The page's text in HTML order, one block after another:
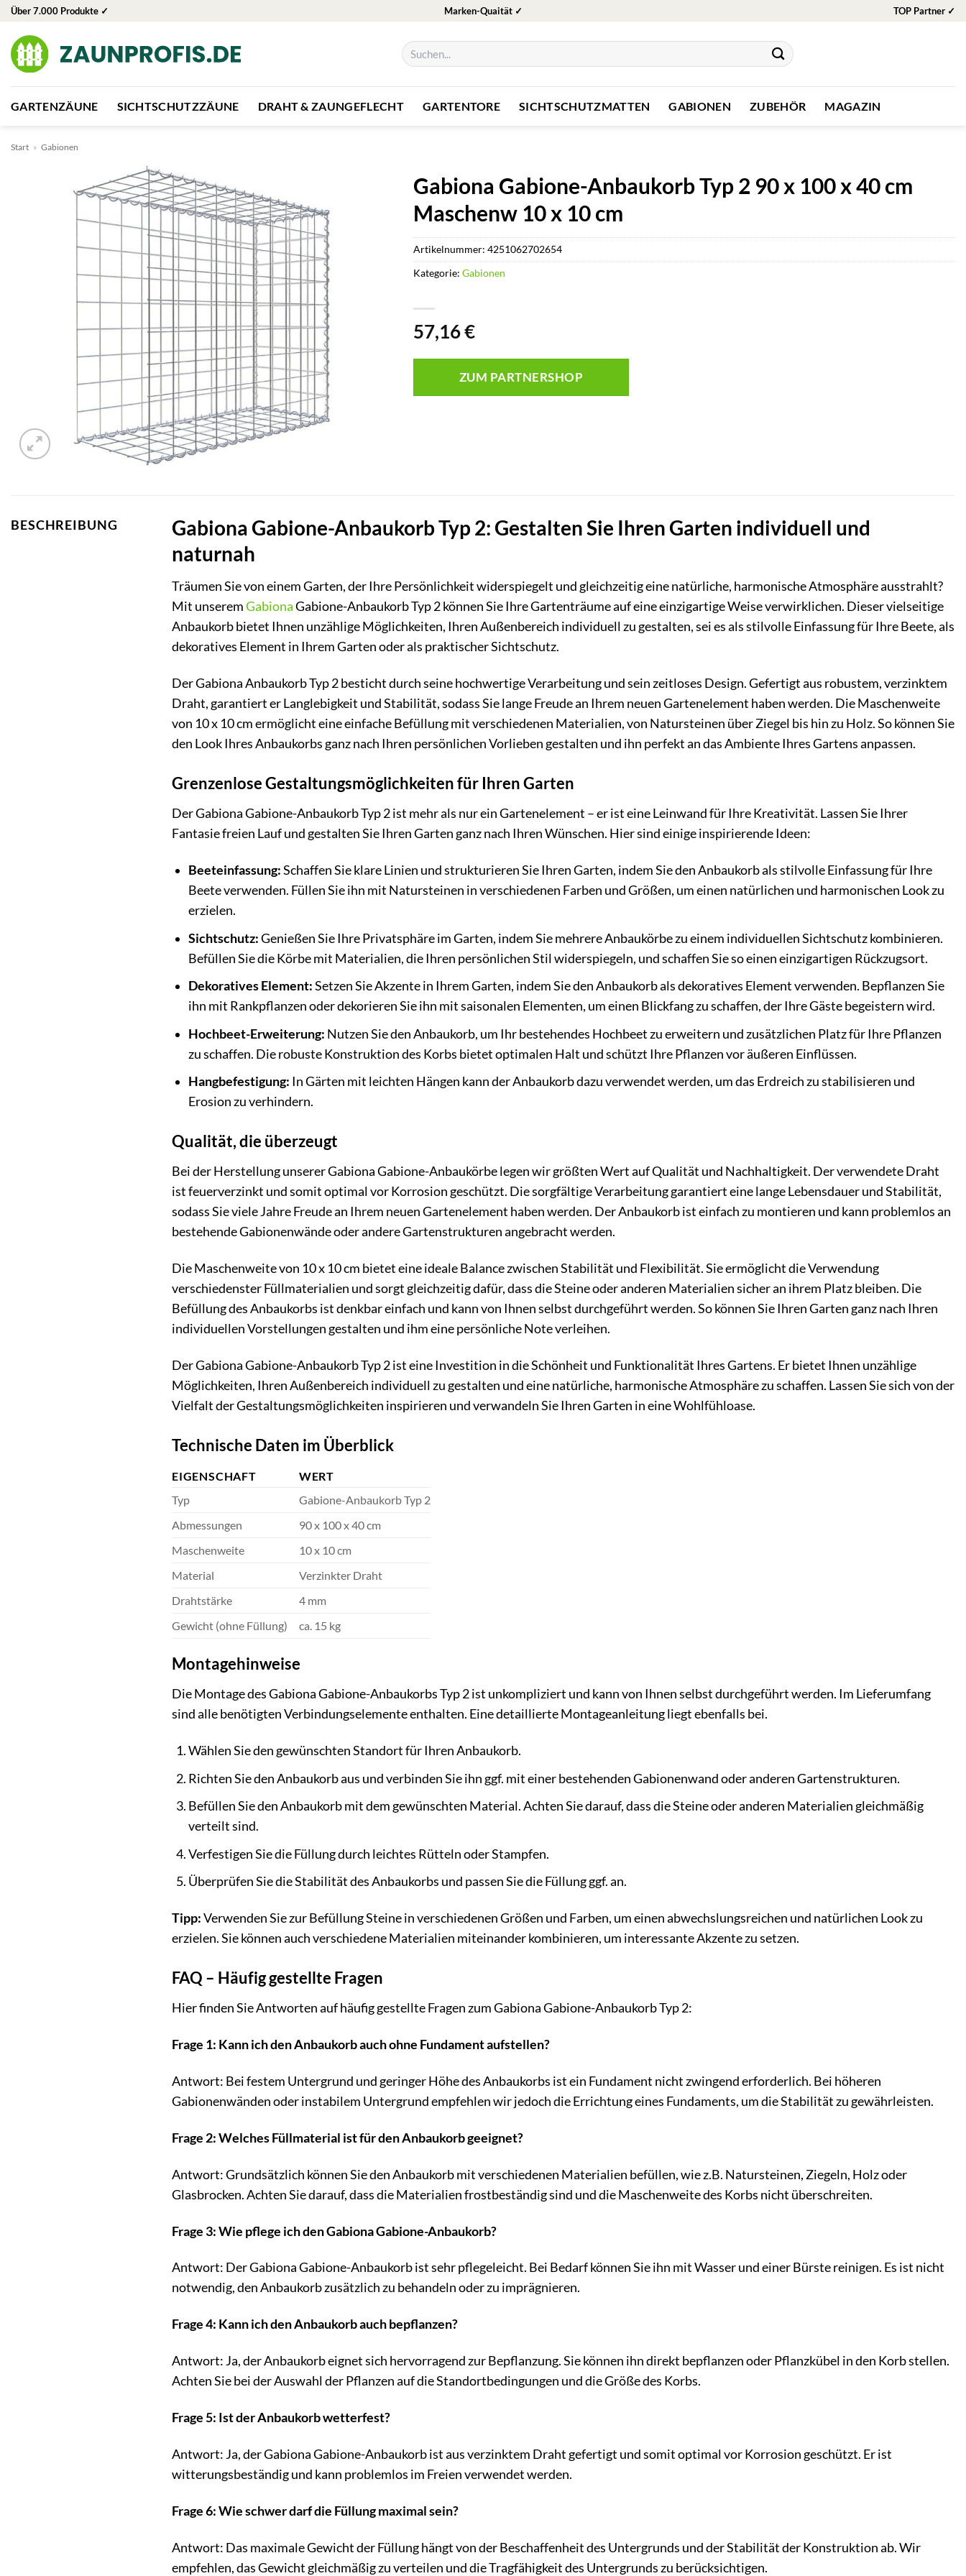
Zum
springen
Über 7.000 Produkte ✓ Marken-Quaität ✓ TOP Partner ✓
Suchen
nach:
GARTENZÄUNE SICHTSCHUTZZÄUNE DRAHT & ZAUNGEFLECHT GARTENTORE SICHTSCHUTZMATTEN GABIONEN ZUBEHÖR MAGAZIN
Start » Gabionen
Gabiona Gabione-Anbaukorb Typ 2 90 x 100 x 40 cm
Maschenw 10 x 10 cm
57,16€
ZUM PARTNERSHOP
Artikelnummer: 4251062702654
Kategorie: Gabionen
BESCHREIBUNG
Gabiona Gabione-Anbaukorb Typ 2: Gestalten Sie Ihren Garten individuell und
naturnah
Träumen Sie von einem Garten, der Ihre Persönlichkeit widerspiegelt und gleichzeitig eine natürliche, harmonische Atmosphäre ausstrahlt?
Mit unseremGabionaGabione-Anbaukorb Typ 2 können Sie Ihre Gartenträume auf eine einzigartige Weise verwirklichen. Dieser vielseitige
Anbaukorb bietet Ihnen unzählige Möglichkeiten, Ihren Außenbereich individuell zu gestalten, sei es als stilvolle Einfassung für Ihre Beete, als
dekoratives Element in Ihrem Garten oder als praktischer Sichtschutz.
Der Gabiona Anbaukorb Typ 2 besticht durch seine hochwertige Verarbeitung und sein zeitloses Design. Gefertigt aus robustem, verzinktem
Draht, garantiert er Langlebigkeit und Stabilität, sodass Sie lange Freude an Ihrem neuen Gartenelement haben werden. Die Maschenweite
von 10 x 10 cm ermöglicht eine einfache Befüllung mit verschiedenen Materialien, von Natursteinen über Ziegel bis hin zu Holz. So können Sie
den Look Ihres Anbaukorbs ganz nach Ihren persönlichen Vorlieben gestalten und ihn perfekt an das Ambiente Ihres Gartens anpassen.
Grenzenlose Gestaltungsmöglichkeiten für Ihren Garten
Der Gabiona Gabione-Anbaukorb Typ 2 ist mehr als nur ein Gartenelement – er ist eine Leinwand für Ihre Kreativität. Lassen Sie Ihrer
Fantasie freien Lauf und gestalten Sie Ihren Garten ganz nach Ihren Wünschen. Hier sind einige inspirierende Ideen:
Beeteinfassung:Schaffen Sie klare Linien und strukturieren Sie Ihren Garten, indem Sie den Anbaukorb als stilvolle Einfassung für Ihre
Beete verwenden. Füllen Sie ihn mit Natursteinen in verschiedenen Farben und Größen, um einen natürlichen und harmonischen Look zu
erzielen.
Sichtschutz:Genießen Sie Ihre Privatsphäre im Garten, indem Sie mehrere Anbaukörbe zu einem individuellen Sichtschutz kombinieren.
Befüllen Sie die Körbe mit Materialien, die Ihren persönlichen Stil widerspiegeln, und schaffen Sie so einen einzigartigen Rückzugsort.
Dekoratives Element:Setzen Sie Akzente in Ihrem Garten, indem Sie den Anbaukorb als dekoratives Element verwenden. Bepflanzen Sie
ihn mit Rankpflanzen oder dekorieren Sie ihn mit saisonalen Elementen, um einen Blickfang zu schaffen, der Ihre Gäste begeistern wird.
Hochbeet-Erweiterung: Nutzen Sie den Anbaukorb, um Ihr bestehendes Hochbeet zu erweitern und zusätzlichen Platz für Ihre Pflanzen
zu schaffen. Die robuste Konstruktion des Korbs bietet optimalen Halt und schützt Ihre Pflanzen vor äußeren Einflüssen.
Hangbefestigung: In Gärten mit leichten Hängen kann der Anbaukorb dazu verwendet werden, um das Erdreich zu stabilisieren und
Erosion zu verhindern.
Qualität, die überzeugt
Bei der Herstellung unserer Gabiona Gabione-Anbaukörbe legen wir größten Wert auf Qualität und Nachhaltigkeit. Der verwendete Draht
ist feuerverzinkt und somit optimal vor Korrosion geschützt. Die sorgfältige Verarbeitung garantiert eine lange Lebensdauer und Stabilität,
sodass Sie viele Jahre Freude an Ihrem neuen Gartenelement haben werden. Der Anbaukorb ist einfach zu montieren und kann problemlos an
bestehende Gabionenwände oder andere Gartenstrukturen angebracht werden.
Die Maschenweite von 10 x 10 cm bietet eine ideale Balance zwischen Stabilität und Flexibilität. Sie ermöglicht die Verwendung
verschiedenster Füllmaterialien und sorgt gleichzeitig dafür, dass die Steine oder anderen Materialien sicher an ihrem Platz bleiben. Die
Befüllung des Anbaukorbs ist denkbar einfach und kann von Ihnen selbst durchgeführt werden. So können Sie Ihren Garten ganz nach Ihren
individuellen Vorstellungen gestalten und ihm eine persönliche Note verleihen.
Der Gabiona Gabione-Anbaukorb Typ 2 ist eine Investition in die Schönheit und Funktionalität Ihres Gartens. Er bietet Ihnen unzählige
Möglichkeiten, Ihren Außenbereich individuell zu gestalten und eine natürliche, harmonische Atmosphäre zu schaffen. Lassen Sie sich von der
Vielfalt der Gestaltungsmöglichkeiten inspirieren und verwandeln Sie Ihren Garten in eine Wohlfühloase.
Technische Daten im Überblick
EIGENSCHAFT
WERT
Typ
Gabione-Anbaukorb Typ 2
Abmessungen
90 x 100 x 40 cm
Maschenweite
10 x 10 cm
Material
Verzinkter Draht
Drahtstärke
4 mm
Gewicht (ohne Füllung)
ca. 15 kg
Montagehinweise
Die Montage des Gabiona Gabione-Anbaukorbs Typ 2 ist unkompliziert und kann von Ihnen selbst durchgeführt werden. Im Lieferumfang
sind alle benötigten Verbindungselemente enthalten. Eine detaillierte Montageanleitung liegt ebenfalls bei.
Wählen Sie den gewünschten Standort für Ihren Anbaukorb.
Richten Sie den Anbaukorb aus und verbinden Sie ihn ggf. mit einer bestehenden Gabionenwand oder anderen Gartenstrukturen.
Befüllen Sie den Anbaukorb mit dem gewünschten Material. Achten Sie darauf, dass die Steine oder anderen Materialien gleichmäßig
verteilt sind.
Verfestigen Sie die Füllung durch leichtes Rütteln oder Stampfen.
Überprüfen Sie die Stabilität des Anbaukorbs und passen Sie die Füllung ggf. an.
Tipp:Verwenden Sie zur Befüllung Steine in verschiedenen Größen und Farben, um einen abwechslungsreichen und natürlichen Look zu
erzielen. Sie können auch verschiedene Materialien miteinander kombinieren, um interessante Akzente zu setzen.
FAQ – Häufig gestellte Fragen
Hier finden Sie Antworten auf häufig gestellte Fragen zum Gabiona Gabione-Anbaukorb Typ 2:
Frage 1: Kann ich den Anbaukorb auch ohne Fundament aufstellen?
Antwort: Bei festem Untergrund und geringer Höhe des Anbaukorbs ist ein Fundament nicht zwingend erforderlich. Bei höheren
Gabionenwänden oder instabilem Untergrund empfehlen wir jedoch die Errichtung eines Fundaments, um die Stabilität zu gewährleisten.
Frage 2: Welches Füllmaterial ist für den Anbaukorb geeignet?
Antwort: Grundsätzlich können Sie den Anbaukorb mit verschiedenen Materialien befüllen, wie z.B. Natursteinen, Ziegeln, Holz oder
Glasbrocken. Achten Sie darauf, dass die Materialien frostbeständig sind und die Maschenweite des Korbs nicht überschreiten.
Frage 3: Wie pflege ich den Gabiona Gabione-Anbaukorb?
Antwort: Der Gabiona Gabione-Anbaukorb ist sehr pflegeleicht. Bei Bedarf können Sie ihn mit Wasser und einer Bürste reinigen. Es ist nicht
notwendig, den Anbaukorb zusätzlich zu behandeln oder zu imprägnieren.
Frage 4: Kann ich den Anbaukorb auch bepflanzen?
Antwort: Ja, der Anbaukorb eignet sich hervorragend zur Bepflanzung. Sie können ihn direkt bepflanzen oder Pflanzkübel in den Korb stellen.
Achten Sie bei der Auswahl der Pflanzen auf die Standortbedingungen und die Größe des Korbs.
Frage 5: Ist der Anbaukorb wetterfest?
Antwort: Ja, der Gabiona Gabione-Anbaukorb ist aus verzinktem Draht gefertigt und somit optimal vor Korrosion geschützt. Er ist
witterungsbeständig und kann problemlos im Freien verwendet werden.
Frage 6: Wie schwer darf die Füllung maximal sein?
Antwort: Das maximale Gewicht der Füllung hängt von der Beschaffenheit des Untergrunds und der Stabilität der Konstruktion ab. Wir
empfehlen, das Gewicht gleichmäßig zu verteilen und die Tragfähigkeit des Untergrunds zu berücksichtigen.